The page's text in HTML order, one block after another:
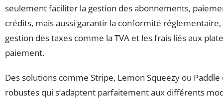
seulement faciliter la gestion des abonnements,
crédits, mais aussi garantir la conformité
gestion des taxes comme la TVA et les frais liés aux
paiement.
Des solutions comme Stripe, Lemon Squeezy ou
robustes qui s’adaptent parfaitement aux différents